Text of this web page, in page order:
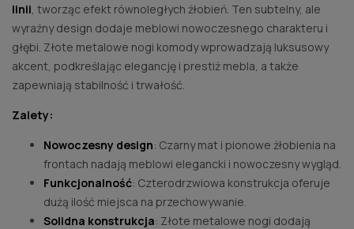
linii , tworząc efekt równoległych żłobień. Ten subtelny, ale
wyraźny design dodaje meblowi nowoczesnego charakteru i
głębi. Złote metalowe nogi komody wprowadzają luksusowy
akcent, podkreślając elegancję i prestiż mebla, a także
zapewniają stabilność i trwałość.
Zalety:
Nowoczesny design: Czarny mat i pionowe żłobienia na
frontach nadają meblowi elegancki i nowoczesny wygląd.
Funkcjonalność: Czterodrzwiowa konstrukcja oferuje
dużą ilość miejsca na przechowywanie.
Solidna konstrukcja: Złote metalowe nogi dodają